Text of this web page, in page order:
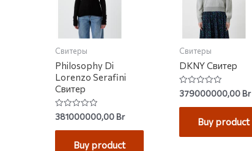
Свитеры
Philosophy Di
Lorenzo Serafini
Свитер
Rated
0
out
381000000,00Br
Buy product
Свитеры
DKNY Свитер
Rated
0
out
379000000,00Br
Buy product